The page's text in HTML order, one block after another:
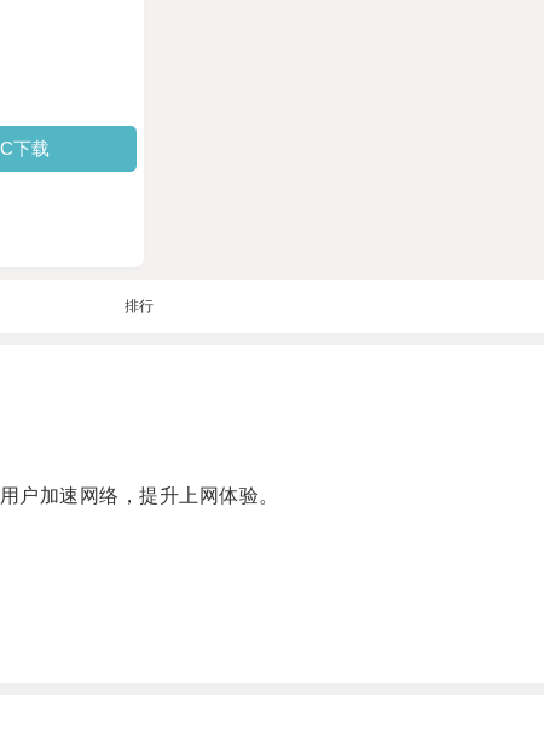
下载
排行
加速网络，提升上网体验。